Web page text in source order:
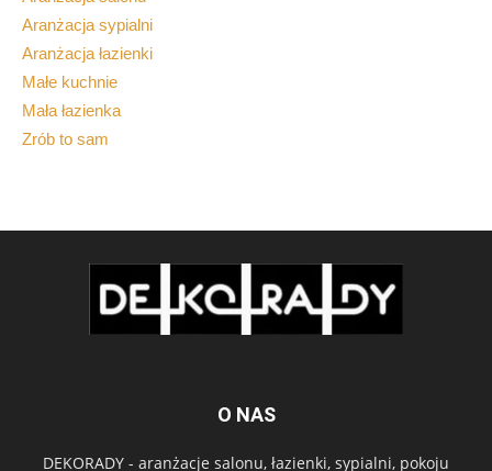
Aranżacja sypialni
Aranżacja łazienki
Małe kuchnie
Mała łazienka
Zrób to sam
O NAS
DEKORADY - aranżacje salonu, łazienki, sypialni, pokoju